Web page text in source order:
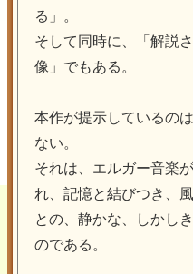
る」。
そして同時に、「解説
像」でもある。
本作が提示しているの
ない。
それは、エルガー音楽
れ、記憶と結びつき、
との、静かな、しかし
のである。